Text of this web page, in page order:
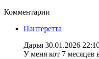
Комментарии
Пантеретта
Дарья 30.01.2026
У меня кот 7 месяцев